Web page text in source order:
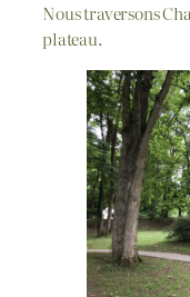
Nous traversons
plateau.